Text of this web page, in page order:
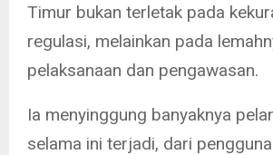
Timur bukan terletak pada
regulasi, melainkan pada
pelaksanaan dan pengawasan.
Ia menyinggung banyaknya
selama ini terjadi, dari